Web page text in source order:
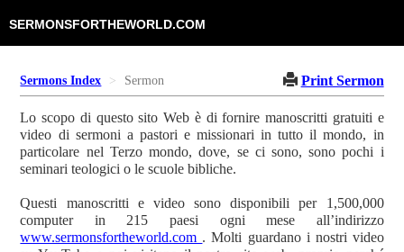
SERMONSFORTHEWORLD.COM
Sermons Index Sermon Print Sermon
Lo scopo di questo sito Web è di fornire manoscritti gratuiti e
video di sermoni a pastori e missionari in tutto il mondo, in
particolare nel Terzo mondo, dove, se ci sono, sono pochi i
seminari teologici o le scuole bibliche.
Questi manoscritti e video sono disponibili per 1,500,000
computer in 215 paesi ogni mese all’indirizzo
www.sermonsfortheworld.com . Molti guardano i nostri video